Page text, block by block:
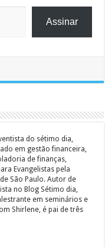
Assinar
do sétimo dia,
em gestão financeira,
de finanças,
Evangelistas pela
São Paulo. Autor de
no Blog Sétimo dia,
em seminários e
Shirlene, é pai de três